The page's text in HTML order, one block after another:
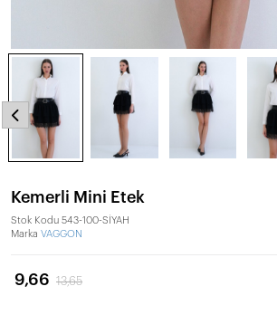
Kemerli Mini Etek
Stok Kodu 543-100-SİYAH
Marka VAGGON
9,66 13,65